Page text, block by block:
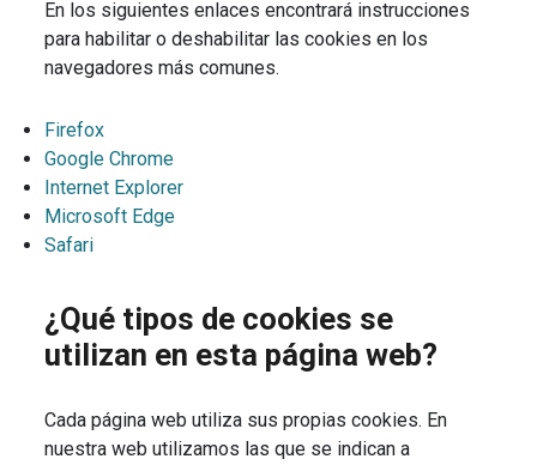
En los siguientes enlaces encontrará instrucciones
para habilitar o deshabilitar las cookies en los
navegadores más comunes.
Firefox
Google Chrome
Internet Explorer
Microsoft Edge
Safari
¿Qué tipos de cookies se
utilizan en esta página web?
Cada página web utiliza sus propias cookies. En
nuestra web utilizamos las que se indican a